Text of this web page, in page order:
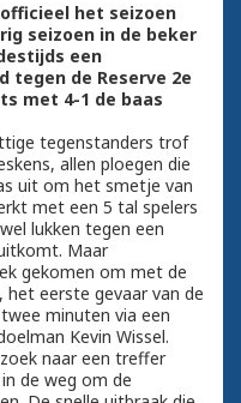
het seizoen
seizoen in de beker
een
tegen de Reserve 2e
met 4-1 de baas
tegenstanders trof
allen ploegen die
uit om het smetje van
met een 5 tal spelers
lukken tegen een
Maar
gekomen om met de
eerste gevaar van de
minuten via een
Kevin Wissel.
naar een treffer
de weg om de